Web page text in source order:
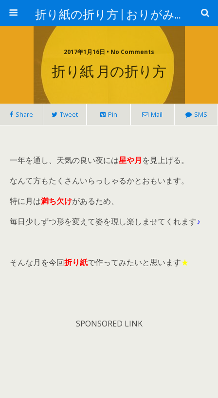
折り紙の折り方 | おりがみランド
2017年1月16日 • No Comments
折り紙 月の折り方
Share Tweet Pin Mail SMS
一年を通し、天気の良い夜には星や月 を見上げる。
なんて方もたくさんいらっしゃるかとおもいます。
特に月は満ち欠けがあるため、
毎日少しずつ形を変えて姿を現し楽しませてくれます♪
そんな月を今回折り紙で作ってみたいと思います★
SPONSORED LINK